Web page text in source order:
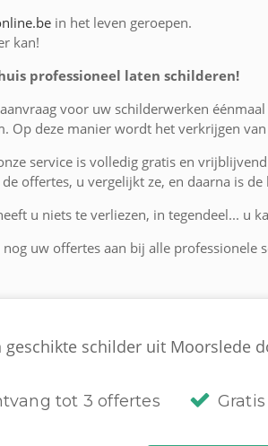
in het leven geroepen.
kan!
professioneel laten schilderen!
voor uw schilderwerken
Op deze manier wordt het verkrijgen
service is volledig gratis en
offertes, u vergelijkt ze, en daarna is
u niets te verliezen, in tegendeel... u
uw offertes aan bij alle
geschikte schilder uit Moorslede
tot 3 offertes